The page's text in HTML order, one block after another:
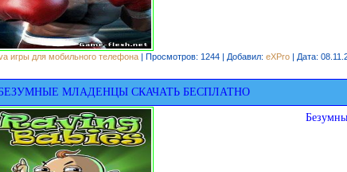
игры для мобильного телефона | Просмотров: 1244 | Добавил: eXPro | Дата:
МЛАДЕНЦЫ СКАЧАТЬ БЕСПЛАТНО